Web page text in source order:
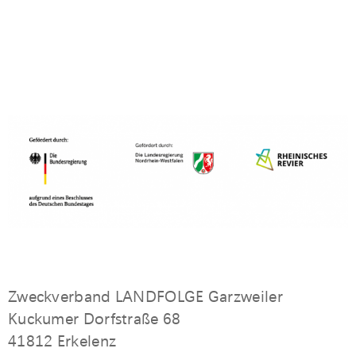
Zweckverband LANDFOLGE Garzweiler
Kuckumer Dorfstraße 68
41812 Erkelenz